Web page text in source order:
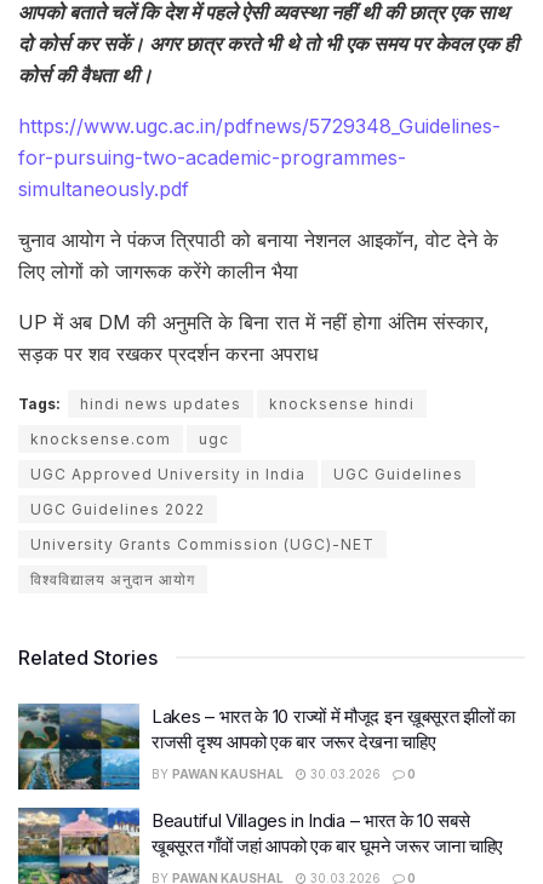
आपको बताते चलें कि देश में पहले ऐसी व्यवस्था नहीं थी की छात्र एक साथ
दो कोर्स कर सकें। अगर छात्र करते भी थे तो भी एक समय पर केवल एक ही
कोर्स की वैधता थी।
https://www.ugc.ac.in/pdfnews/5729348_Guidelines-
for-pursuing-two-academic-programmes-
simultaneously.pdf
चुनाव आयोग ने पंकज त्रिपाठी को बनाया नेशनल आइकॉन, वोट देने के
लिए लोगों को जागरूक करेंगे कालीन भैया
UP में अब DM की अनुमति के बिना रात में नहीं होगा अंतिम संस्कार,
सड़क पर शव रखकर प्रदर्शन करना अपराध
Tags: hindi news updates
knocksense hindi
knocksense.com
ugc
UGC Approved University in India
UGC Guidelines
UGC Guidelines 2022
University Grants Commission (UGC)-NET
विश्वविद्यालय अनुदान आयोग
Related Stories
Lakes – भारत के 10 राज्यों में मौजूद इन ख़ूबसूरत झीलों का
राजसी दृश्य आपको एक बार जरूर देखना चाहिए
BY PAWAN KAUSHAL 30.03.2026 0
Beautiful Villages in India – भारत के 10 सबसे
खूबसूरत गाँवों जहां आपको एक बार घूमने जरूर जाना चाहिए
BY PAWAN KAUSHAL 30.03.2026 0